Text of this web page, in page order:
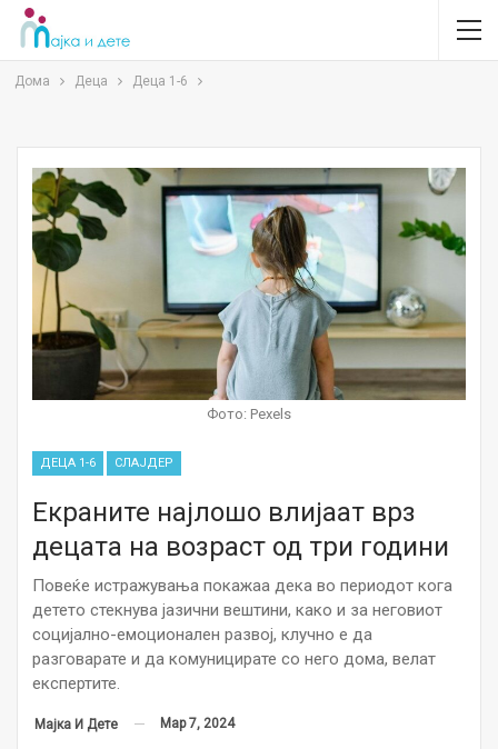
Дома Деца Деца 1-6
Фото: Pexels
ДЕЦА 1-6 СЛАЈДЕР
Екраните најлошo влијаат врз
децата на возраст од три години
Повеќе истражувања покажаа дека во периодот кога
детето стекнува јазични вештини, како и за неговиот
социјално-емоционален развој, клучно е да
разговарате и да комуницирате со него дома, велат
експертите.
Мајка И Дете Мар 7, 2024